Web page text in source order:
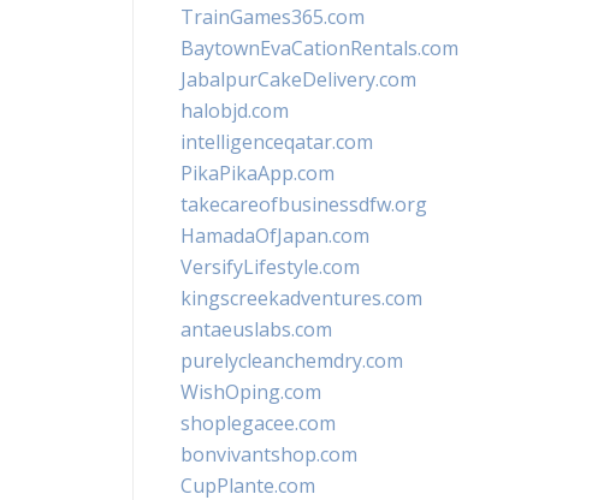
TrainGames365.com
BaytownEvaCationRentals.com
JabalpurCakeDelivery.com
halobjd.com
intelligenceqatar.com
PikaPikaApp.com
takecareofbusinessdfw.org
HamadaOfJapan.com
VersifyLifestyle.com
kingscreekadventures.com
antaeuslabs.com
purelycleanchemdry.com
WishOping.com
shoplegacee.com
bonvivantshop.com
CupPlante.com